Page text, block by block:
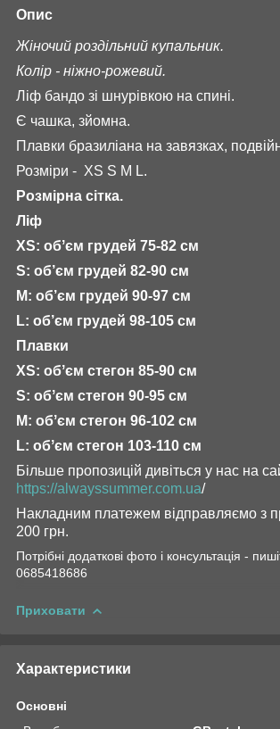
Опис
Жіночий роздільний купальник.
Колір - ніжно-рожевий.
Ліф бандо зі шнурівкою на спині.
Є чашка, зйомна.
Плавки бразиліана на завязках,
Розміри - XS S M L.
Розмірна сітка.
Ліф
XS: обʼєм грудей 75-82 см
S: об’єм грудей 82-90 см
М: об’єм грудей 90-97 см
L: об’єм грудей 98-105 см
Плавки
XS: обʼєм стегон 85-90 см
S: обʼєм стегон 90-95 см
М: обʼєм стегон 96-102 см
L: обʼєм стегон 103-110 см
Більше пропозицій дивіться у нас на
https://alwayssummer.com.ua/
Накладним платежем відправляємо з
200 грн.
Потрібні додаткові фото і консультація -
0685418686
Приховати
Характеристики
Основні